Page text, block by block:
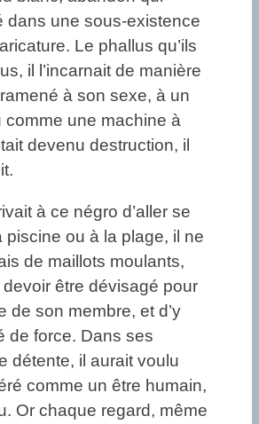
dans une sous-existence
Le phallus qu’ils
il l’incarnait de manière
à son sexe, à un
comme une machine à
devenu destruction, il
à ce négro d’aller se
piscine ou à la plage, il ne
de maillots moulants,
être dévisagé pour
de son membre, et d’y
de force. Dans ses
détente, il aurait voulu
comme un être humain,
Or chaque regard, même